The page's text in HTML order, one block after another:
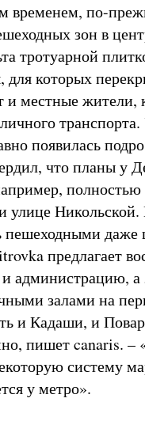
временем, по-
зон в
тротуарной
для которых
местные жители,
появилась
что планы у
улице
пешеходными даже
предлагает
администрацию, а
залами на
и Кадаши, и
пишет canaris.
систему
у метро».